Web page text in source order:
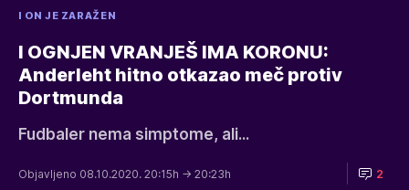
I ON JE ZARAŽEN
I OGNJEN VRANJEŠ IMA KORONU:
Anderleht hitno otkazao meč protiv
Dortmunda
Fudbaler nema simptome, ali...
Objavljeno 08.10.2020. 20:15h → 20:23h 2